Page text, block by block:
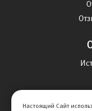
Настоящий Сайт